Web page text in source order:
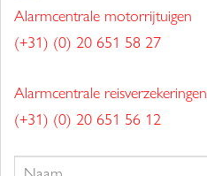
Alarmcentrale motorrijtuigen
(+31) (0) 20 651 58 27
Alarmcentrale reisverzekeringen
(+31) (0) 20 651 56 12